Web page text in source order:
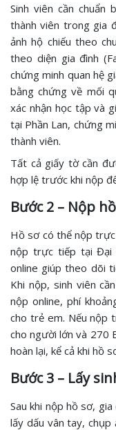
Sinh viên cần
thành viên trong gia
ảnh hộ chiếu theo
theo diện gia đình
chứng minh quan hệ
bằng chứng về mối
xác nhận học tập và
tại Phần Lan, chứng
thành viên.
Tất cả giấy tờ cần
hợp lệ trước khi nộp
Bước 2 – Nộp
Hồ sơ có thể nộp
nộp trực tiếp tại Đại
online giúp theo dõi
Khi nộp, sinh viên
nộp online, phí
cho trẻ em. Nếu nộp
cho người lớn và 270
hoàn lại, kể cả khi hồ
Bước 3 – Lấy
Sau khi nộp hồ sơ,
lấy dấu vân tay, chụp